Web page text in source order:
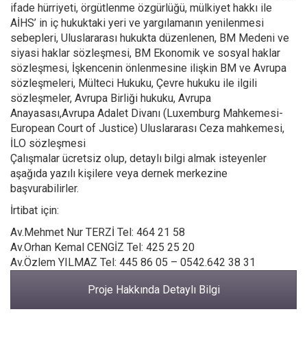
ifade hürriyeti, örgütlenme özgürlüğü, mülkiyet hakkı ile
AİHS’ in iç hukuktaki yeri ve yargılamanın yenilenmesi
sebepleri, Uluslararası hukukta düzenlenen, BM Medeni ve
siyasi haklar sözleşmesi, BM Ekonomik ve sosyal haklar
sözleşmesi, İşkencenin önlenmesine ilişkin BM ve Avrupa
sözleşmeleri, Mülteci Hukuku, Çevre hukuku ile ilgili
sözleşmeler, Avrupa Birliği hukuku, Avrupa
Anayasası,Avrupa Adalet Divanı (Luxemburg Mahkemesi-
European Court of Justice) Uluslararası Ceza mahkemesi,
İLO sözleşmesi
Çalışmalar ücretsiz olup, detaylı bilgi almak isteyenler
aşağıda yazılı kişilere veya dernek merkezine
başvurabilirler.
İrtibat için:
Av.Mehmet Nur TERZİ Tel: 464 21 58
Av.Orhan Kemal CENGİZ Tel: 425 25 20
Av.Özlem YILMAZ Tel: 445 86 05 – 0542.642 38 31
Proje Hakkında Detaylı Bilgi